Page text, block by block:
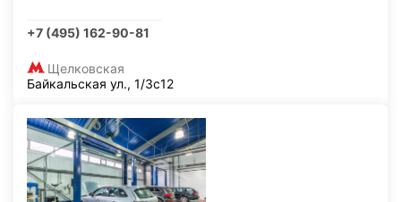
+7 (495) 162-90-81
Щелковская
Байкальская ул., 1/3с12